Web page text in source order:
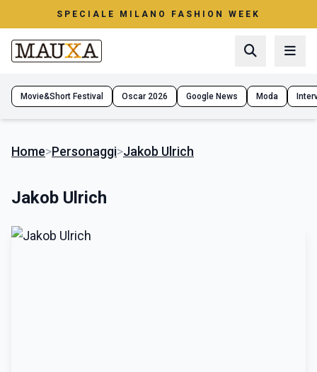
SPECIALE MILANO FASHION WEEK
Movie&Short Festival Oscar 2026 Google News Moda
Home>Personaggi>Jakob Ulrich
Jakob Ulrich